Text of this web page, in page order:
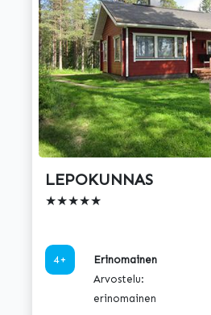
LEPOKUNNAS
★★★★★
4+
Erinomainen
Arvostelu:
erinomainen